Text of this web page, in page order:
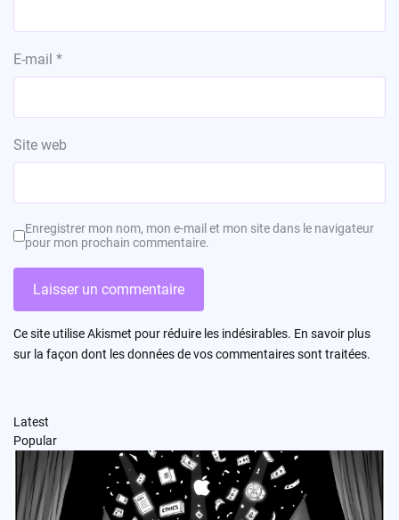
E-mail *
Site web
Enregistrer mon nom, mon e-mail et mon site dans le navigateur
pour mon prochain commentaire.
Ce site utilise Akismet pour réduire les indésirables. En savoir plus
sur la façon dont les données de vos commentaires sont traitées.
Latest
Popular